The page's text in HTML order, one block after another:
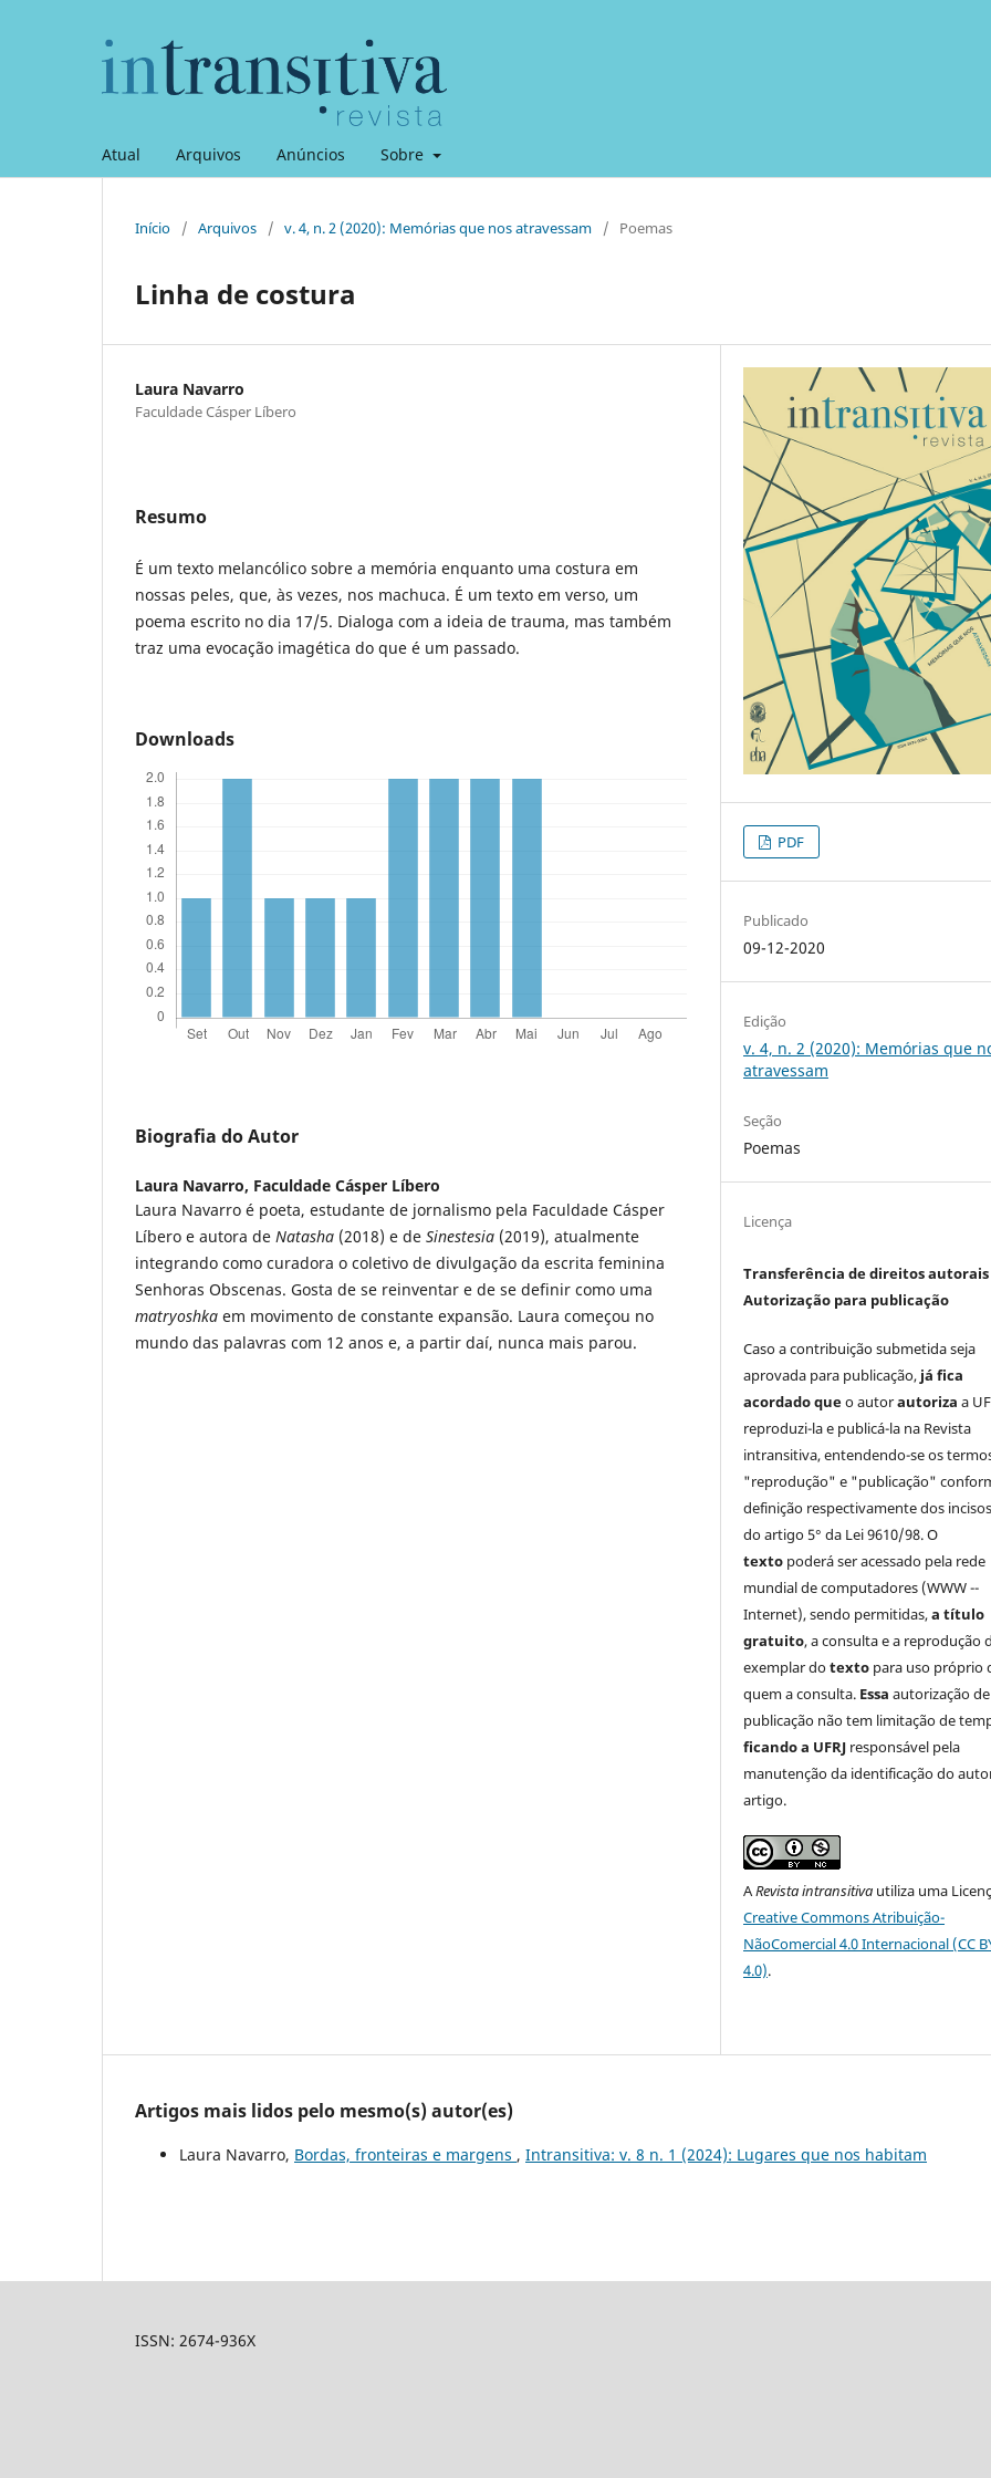
Atual Arquivos Anúncios Sobre
Início / Arquivos / v. 4, n. 2 (2020): Memórias que nos atravessam / Poemas
Linha de costura
Laura Navarro
Faculdade Cásper Líbero
Resumo
É um texto melancólico sobre a memória enquanto uma costura em
nossas peles, que, às vezes, nos machuca. É um texto em verso, um
poema escrito no dia 17/5. Dialoga com a ideia de trauma, mas também
traz uma evocação imagética do que é um passado.
Downloads
Biografia do Autor
Laura Navarro, Faculdade Cásper Líbero
Laura Navarro é poeta, estudante de jornalismo pela Faculdade Cásper
Líbero e autora de Natasha (2018) e de Sinestesia (2019), atualmente
integrando como curadora o coletivo de divulgação da escrita feminina
Senhoras Obscenas. Gosta de se reinventar e de se definir como uma
matryoshka em movimento de constante expansão. Laura começou no
mundo das palavras com 12 anos e, a partir daí, nunca mais parou.
PDF
Publicado
09-12-2020
Edição
v. 4, n. 2 (2020): Memórias que
atravessam
Seção
Poemas
Licença
Transferência de direitos autorais
Autorização para publicação
Caso a contribuição submetida seja
aprovada para publicação, já fica
acordado queo autorautoriza a
reproduzi-la e publicá-la na Revista
intransitiva, entendendo-se os
"reprodução" e "publicação"
definição respectivamente dos
do artigo 5° da Lei 9610/98. O
texto poderá ser acessado pela rede
mundial de computadores (WWW --
Internet), sendo permitidas,a título
gratuito, a consulta e a reprodução
exemplar dotexto para uso próprio
quem a consulta. Essa autorização de
publicação não tem limitação de
ficando a UFRJ responsável pela
manutenção da identificação do
artigo.
ARevista intransitiva utiliza uma
Creative Commons Atribuição-
NãoComercial 4.0 Internacional (CC
4.0).
Artigos mais lidos pelo mesmo(s) autor(es)
Laura Navarro, Bordas, fronteiras e margens , Intransitiva: v. 8 n. 1 (2024): Lugares que nos habitam
ISSN: 2674-936X